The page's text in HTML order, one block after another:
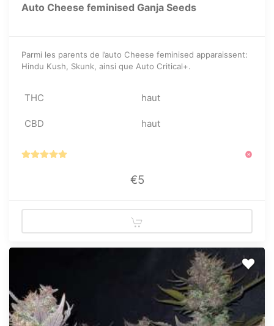
Auto Cheese feminised Ganja Seeds
Parmi les parents de l’auto Cheese feminised apparaissent:
Hindu Kush, Skunk, ainsi que Auto Critical+.
THC haut
CBD haut
€5